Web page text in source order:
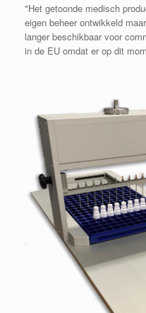
"Het getoonde medisch
eigen beheer ontwikkeld
langer beschikbaar voor
in de EU omdat er op dit